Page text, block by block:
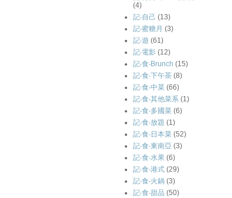
(4)
記‧自己 (13)
記‧蜜糖月 (3)
記‧遊 (61)
記‧電影 (12)
記‧食‧Brunch (15)
記‧食‧下午茶 (8)
記‧食‧中菜 (66)
記‧食‧其他菜系 (1)
記‧食‧多國菜 (6)
記‧食‧放題 (1)
記‧食‧日本菜 (52)
記‧食‧東南亞 (3)
記‧食‧水果 (6)
記‧食‧港式 (29)
記‧食‧火鍋 (3)
記‧食‧甜品 (50)